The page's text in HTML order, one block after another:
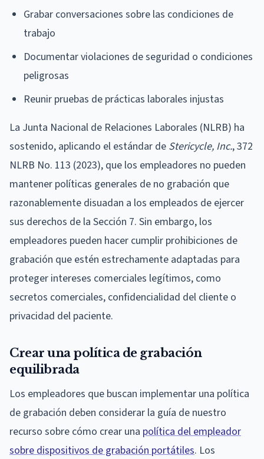
Grabar conversaciones sobre las condiciones de
trabajo
Documentar violaciones de seguridad o condiciones
peligrosas
Reunir pruebas de prácticas laborales injustas
La Junta Nacional de Relaciones Laborales (NLRB) ha
sostenido, aplicando el estándar de Stericycle, Inc., 372
NLRB No. 113 (2023), que los empleadores no pueden
mantener políticas generales de no grabación que
razonablemente disuadan a los empleados de ejercer
sus derechos de la Sección 7. Sin embargo, los
empleadores pueden hacer cumplir prohibiciones de
grabación que estén estrechamente adaptadas para
proteger intereses comerciales legítimos, como
secretos comerciales, confidencialidad del cliente o
privacidad del paciente.
Crear una política de grabación
equilibrada
Los empleadores que buscan implementar una política
de grabación deben considerar la guía de nuestro
recurso sobre cómo crear una política del empleador
sobre dispositivos de grabación portátiles. Los